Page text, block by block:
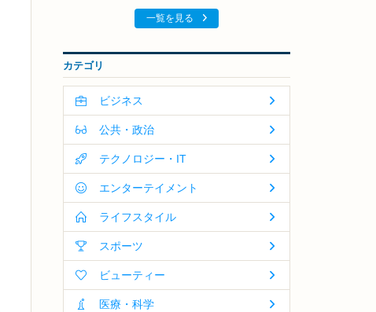
一覧を見る
カテゴリ
ビジネス
公共・政治
テクノロジー・IT
エンターテイメント
ライフスタイル
スポーツ
ビューティー
医療・科学